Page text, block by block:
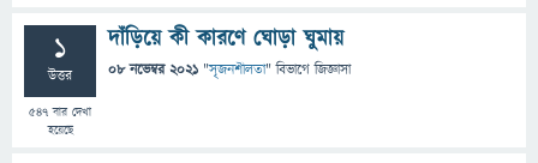
1
উত্তর
547 বার দেখা
হয়েছে
দাঁড়িয়ে কী কারণে ঘোড়া ঘুমায়
08 নভেম্বর 2021 "সৃজনশীলতা" বিভাগে জিজ্ঞাসা